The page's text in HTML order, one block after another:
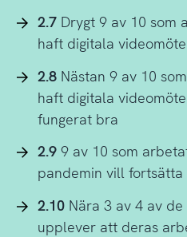
2.7Drygt 9 av 10 som
haft digitala
2.8Nästan 9 av 10
haft digitala
fungerat bra
2.99 av 10 som
pandemin vill
2.10Nära 3 av 4 av
upplever att deras